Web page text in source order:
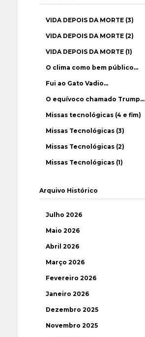
VIDA DEPOIS DA MORTE (3)
VIDA DEPOIS DA MORTE (2)
VIDA DEPOIS DA MORTE (1)
O clima como bem público…
Fui ao Gato Vadio…
O equívoco chamado Trump…
Missas tecnológicas (4 e fim)
Missas Tecnológicas (3)
Missas Tecnológicas (2)
Missas Tecnológicas (1)
Arquivo Histórico
Julho 2026
Maio 2026
Abril 2026
Março 2026
Fevereiro 2026
Janeiro 2026
Dezembro 2025
Novembro 2025